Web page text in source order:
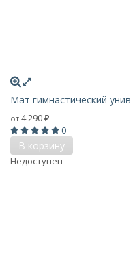
Мат гимнастический
от 4 290 ₽
0
В корзину
Недоступен